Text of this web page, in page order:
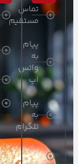
تماس
مستقیم
پیام
به
واتس
اپ
پیام
به
تلگرام
ارسال